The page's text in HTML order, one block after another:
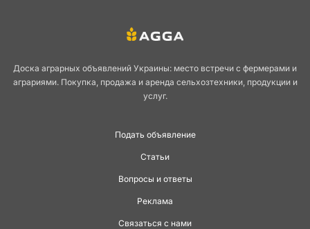
Доска аграрных объявлений Украины: место встречи с фермерами и
аграриями. Покупка, продажа и аренда сельхозтехники, продукции и
услуг.
Подать объявление
Статьи
Вопросы и ответы
Реклама
Связаться с нами